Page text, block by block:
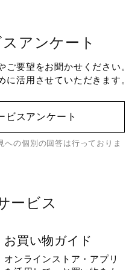
アンケート
ご要望をお聞かせください。
に活用させていただきます。
ビスアンケート
への個別の回答は行っておりま
ービス
お買い物ガイド
オンラインストア・アプリ